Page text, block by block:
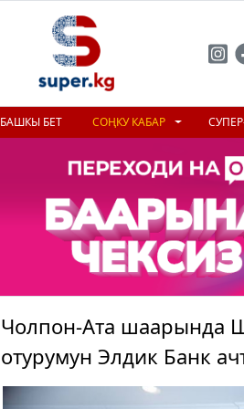
БАШКЫ БЕТ СОҢКУ КАБАР
Чолпон-Ата шаарында
отурумун Элдик Банк